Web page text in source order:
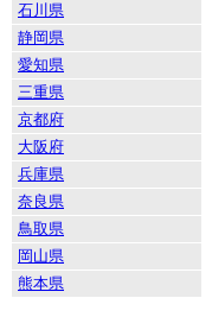
石川県
静岡県
愛知県
三重県
京都府
大阪府
兵庫県
奈良県
鳥取県
岡山県
熊本県